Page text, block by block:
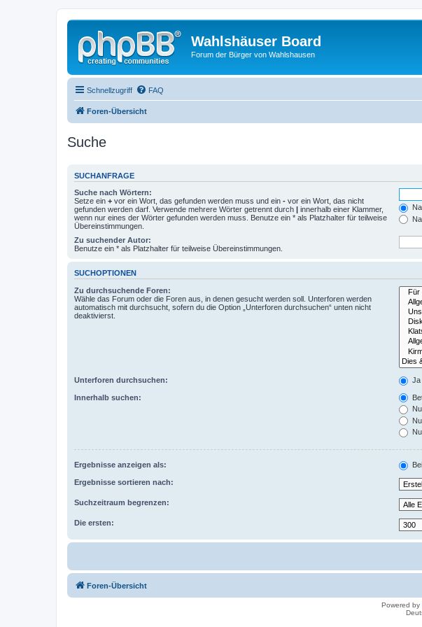
Wahlshäuser Board
Forum der Bürger von Wahlshausen
Schnellzugriff FAQ
Foren-Übersicht
Suche
SUCHANFRAGE
Suche nach Wörtern:
Setze ein + vor ein Wort, das gefunden werden muss und ein - vor ein Wort, das nicht
gefunden werden darf. Verwende mehrere Wörter getrennt durch | innerhalb einer Klammer,
wenn nur eines der Wörter gefunden werden muss. Benutze ein * als Platzhalter für teilweise
Übereinstimmungen.
Zu suchender Autor:
Benutze ein * als Platzhalter für teilweise Übereinstimmungen.
SUCHOPTIONEN
Zu durchsuchende Foren:
Wähle das Forum oder die Foren aus, in denen gesucht werden soll. Unterforen werden
automatisch mit durchsucht, sofern du die Option „Unterforen durchsuchen“ unten nicht
deaktivierst.
Unterforen durchsuchen: Ja
Innerhalb suchen:
Ergebnisse anzeigen als:
Ergebnisse sortieren nach:
Suchzeitraum begrenzen:
Die ersten:
Foren-Übersicht
Powered by